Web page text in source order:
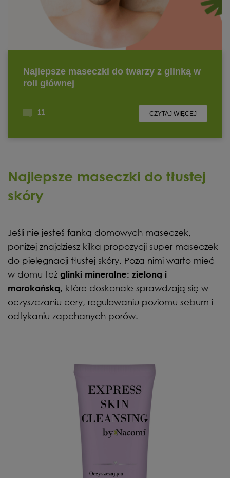
Najlepsze maseczki do tłustej
skóry
Jeśli nie jesteś fanką domowych maseczek,
poniżej znajdziesz kilka propozycji super maseczek
do pielęgnacji tłustej skóry. Poza nimi warto mieć
w domu też glinki mineralne: zieloną i
marokańską,
które doskonale sprawdzają się w
oczyszczaniu cery, regulowaniu poziomu sebum i
odtykaniu zapchanych porów.